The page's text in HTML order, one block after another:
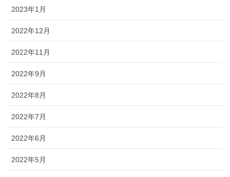
2023年1月
2022年12月
2022年11月
2022年9月
2022年8月
2022年7月
2022年6月
2022年5月